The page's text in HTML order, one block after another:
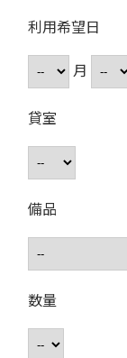
利用希望日
月
貸室
備品
数量